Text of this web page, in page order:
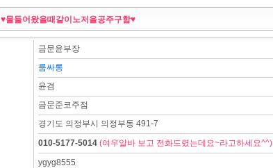
♥물들어왔을때같이노저을공주구함♥
금문윤부장
룸싸롱
윤겸
금문준코주점
경기도 의정부시 의정부동 491-7
010-5177-5014 (여우알바 보고 전화드렸는데요~라고하세요^^)
ygyg8555